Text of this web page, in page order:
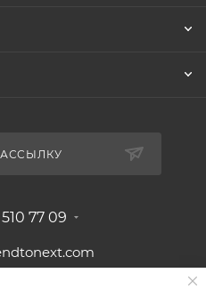
77 09
ул. Профсоюзная, д.